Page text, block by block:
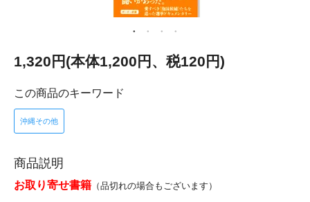
1,320円(本体1,200円、税120円)
この商品のキーワード
沖縄その他
商品説明
お取り寄せ書籍 （品切れの場合もございます）